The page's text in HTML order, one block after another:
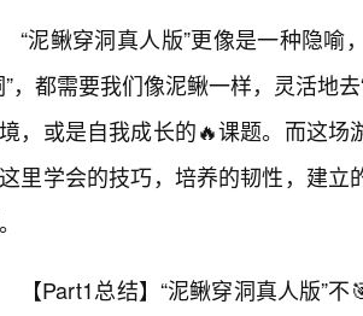
“泥鳅穿洞真人版”更像是一种隐
”，都需要我们像泥鳅一样，灵活地
，或是自我成长的🔥课题。而这
里学会的技巧，培养的韧性，建
【Part1总结】“泥鳅穿洞真人版”